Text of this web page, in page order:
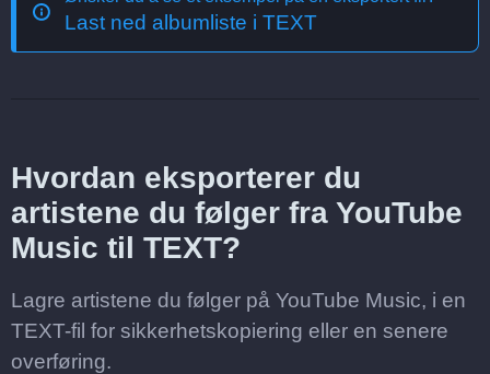
Last ned albumliste i TEXT
Hvordan eksporterer du
artistene du følger fra YouTube
Music til TEXT?
Lagre artistene du følger på YouTube Music, i en
TEXT-fil for sikkerhetskopiering eller en senere
overføring.